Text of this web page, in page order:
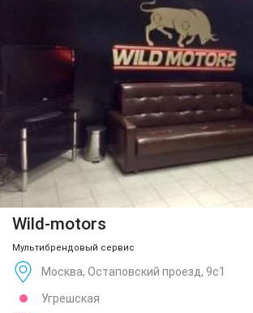
Wild-motors
Мультибрендовый сервис
Москва, Остаповский проезд, 9с1
Угрешская